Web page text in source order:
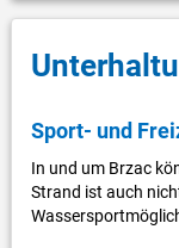
Sport- und
In und um Brzac
Strand ist auch